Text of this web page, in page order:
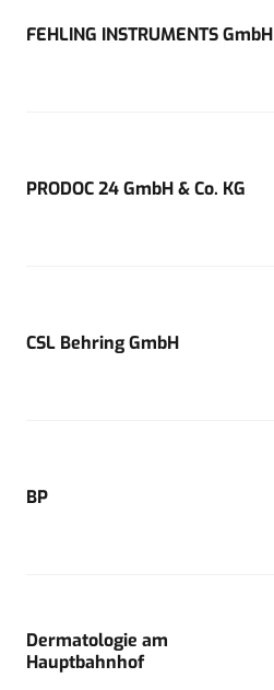
FEHLING INSTRUMENTS GmbH
PRODOC 24 GmbH & Co. KG
CSL Behring GmbH
BP
Dermatologie am
Hauptbahnhof